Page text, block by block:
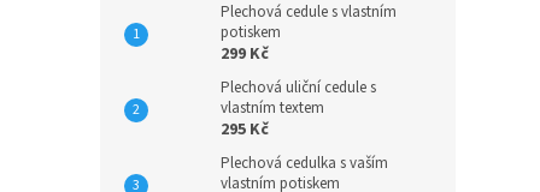
Plechová cedule s vlastním
potiskem
299 Kč
Plechová uliční cedule s
vlastním textem
295 Kč
Plechová cedulka s vaším
vlastním potiskem